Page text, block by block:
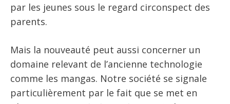
par les jeunes sous le regard circonspect des
parents.
Mais la nouveauté peut aussi concerner un
domaine relevant de l’ancienne technologie
comme les mangas. Notre société se signale
particulièrement par le fait que se met en